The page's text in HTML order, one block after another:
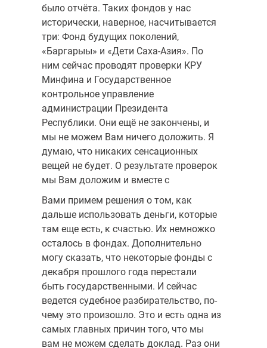
было отчёта. Таких фондов у нас
исторически, наверное, насчитывается
три: Фонд будущих по­колений,
«Баргарыы» и «Дети Саха-Азия». По
ним сейчас проводят проверки КРУ
Минфина и Государственное
контрольное управление
администрации Президента
Республики. Они ещё не закончены, и
мы не можем Вам ничего доложить. Я
думаю, что никаких сенсационных
вещей не будет. О результате проверок
мы Вам доложим и вместе с
Вами примем решения о том, как
дальше использовать деньги, ко­торые
там еще есть, к счастью. Их немножко
осталось в фондах. Дополнительно
могу сказать, что некоторые фонды с
декабря про­шлого года перестали
быть госу­дарственными. И сейчас
ведется судебное разбирательство, по­
чему это произошло. Это и есть одна из
самых главных причин того, что мы
вам не можем сделать доклад. Раз они